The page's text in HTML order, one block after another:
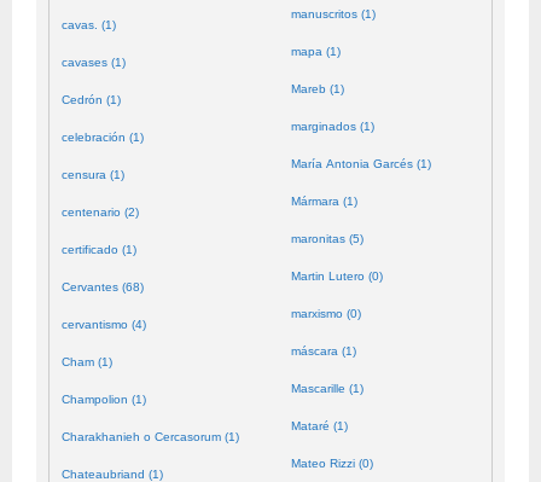
cavas. (1)
cavases (1)
Cedrón (1)
celebración (1)
censura (1)
centenario (2)
certificado (1)
Cervantes (68)
cervantismo (4)
Cham (1)
Champolion (1)
Charakhanieh o Cercasorum (1)
Chateaubriand (1)
manuscritos (1)
mapa (1)
Mareb (1)
marginados (1)
María Antonia Garcés (1)
Mármara (1)
maronitas (5)
Martin Lutero (0)
marxismo (0)
máscara (1)
Mascarille (1)
Mataré (1)
Mateo Rizzi (0)